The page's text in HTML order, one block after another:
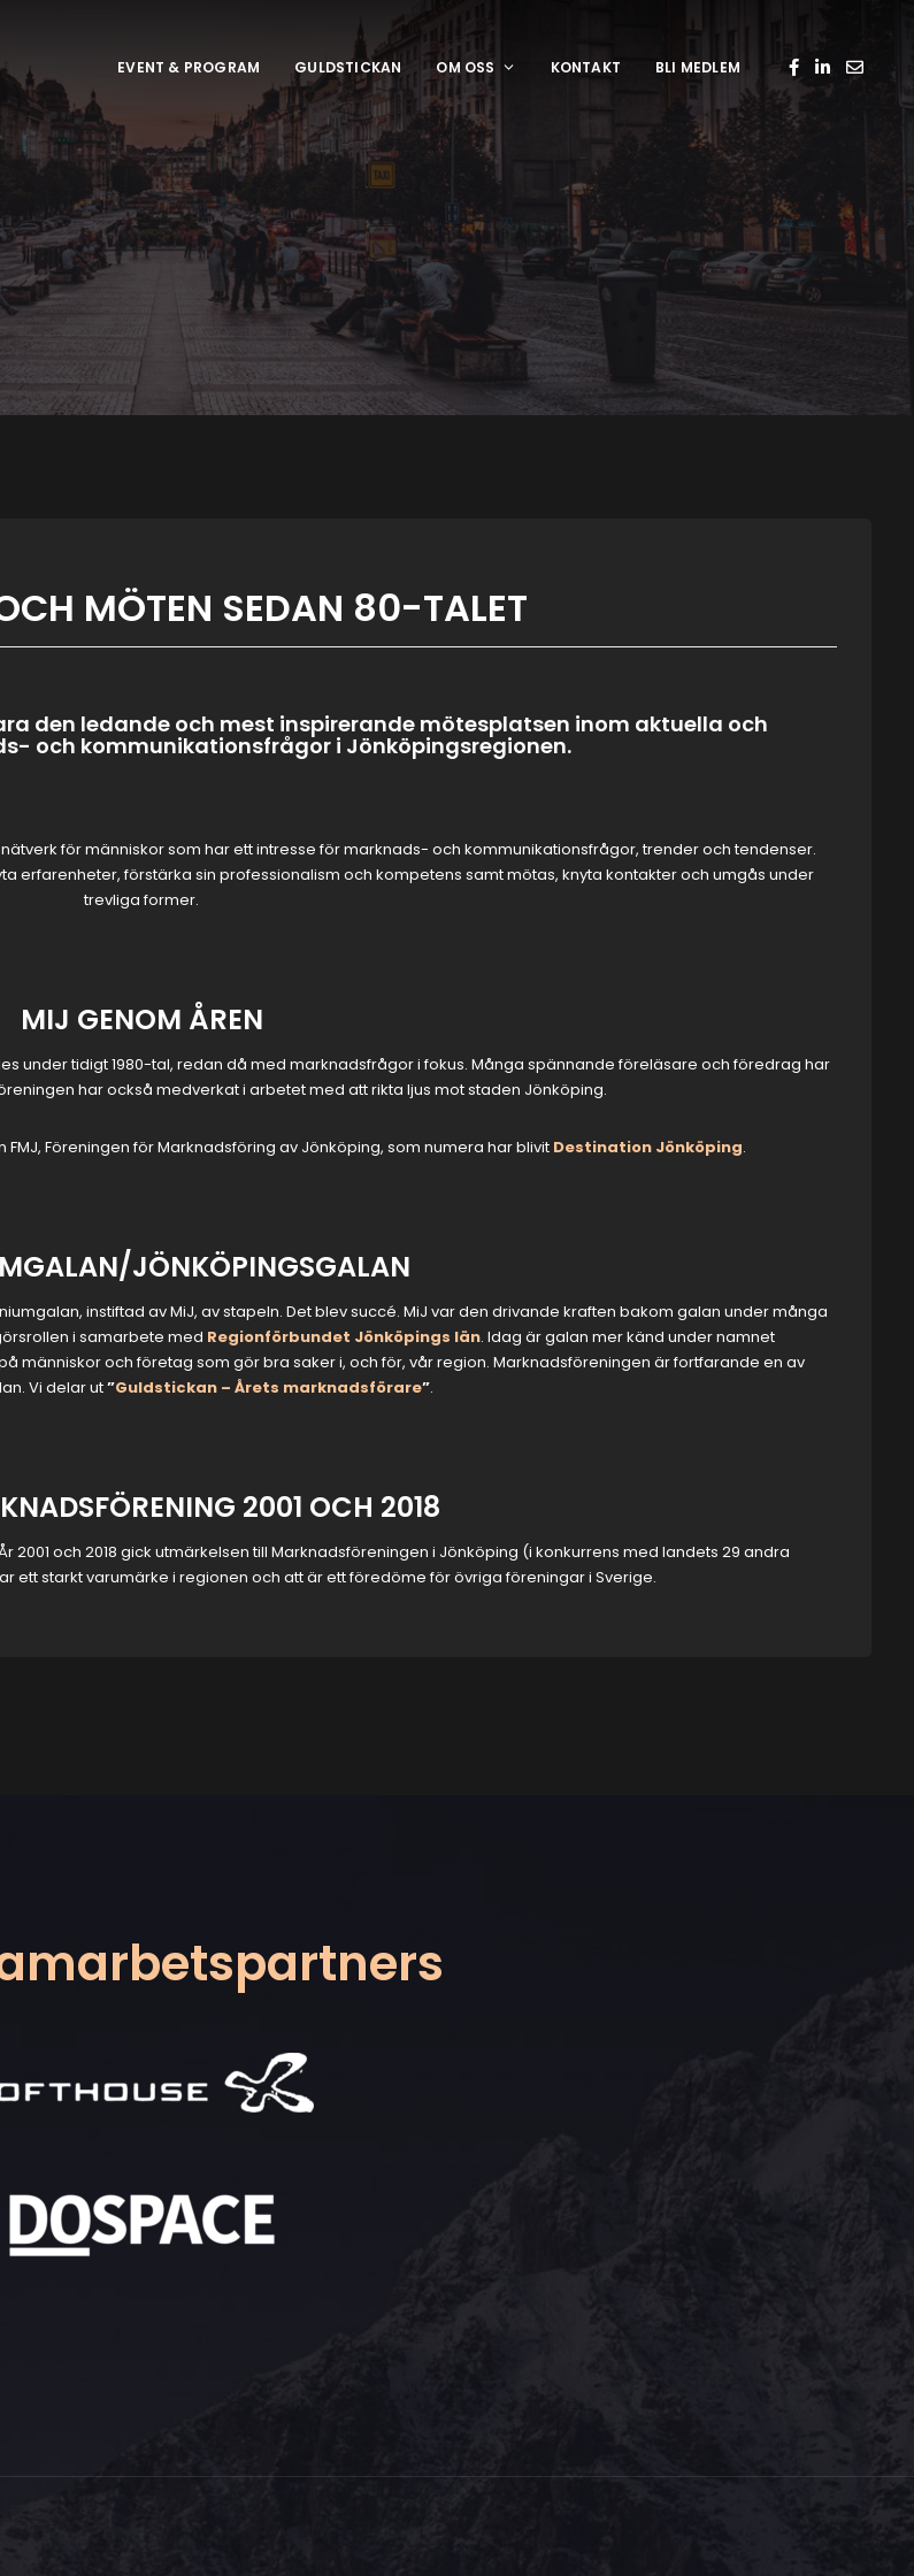
EVENT & PROGRAM GULDSTICKAN OM OSS KONTAKT BLI MEDLEM
MÖTEN SEDAN 80-TALET
den ledande och mest inspirerande mötesplatsen inom aktuella och
och kommunikationsfrågor i Jönköpingsregionen.
för människor som har ett intresse för marknads- och kommunikationsfrågor, trender och tendenser.
erfarenheter, förstärka sin professionalism och kompetens samt mötas, knyta kontakter och umgås under
trevliga former.
MIJ GENOM ÅREN
under tidigt 1980-tal, redan då med marknadsfrågor i fokus. Många spännande föreläsare och föredrag har
har också medverkat i arbetet med att rikta ljus mot staden Jönköping.
Föreningen för Marknadsföring av Jönköping, som numera har blivit Destination Jönköping.
JÖNKÖPINGSGALAN
instiftad av MiJ, av stapeln. Det blev succé. MiJ var den drivande kraften bakom galan under många
i samarbete med Regionförbundet Jönköpings län. Idag är galan mer känd under namnet
människor och företag som gör bra saker i, och för, vår region. Marknadsföreningen är fortfarande en av
Vi delar ut”Guldstickan – Årets marknadsförare”.
2001 OCH 2018
2001 och 2018 gick utmärkelsen till Marknadsföreningen i Jönköping (i konkurrens med landets 29 andra
ett starkt varumärke i regionen och att är ett föredöme för övriga föreningar i Sverige.